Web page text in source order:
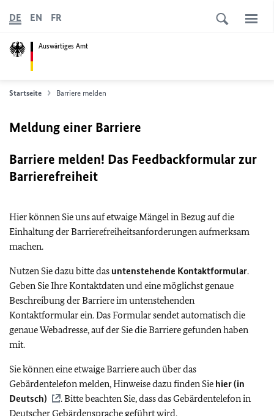
Auswärtiges Amt
DE EN FR
Startseite Barriere melden
Meldung einer Barriere
Barriere melden! Das Feedbackformular zur
Barrierefreiheit
Hier können Sie uns auf etwaige Mängel in Bezug auf die
Einhaltung der Barrierefreiheitsanforderungen aufmerksam
machen.
Nutzen Sie dazu bitte das untenstehende Kontaktformular.
Geben Sie Ihre Kontaktdaten und eine möglichst genaue
Beschreibung der Barriere im untenstehenden
Kontaktformular ein. Das Formular sendet automatisch die
genaue Webadresse, auf der Sie die Barriere gefunden haben
mit.
Sie können eine etwaige Barriere auch über das
Gebärdentelefon melden, Hinweise dazu finden Sie hier (in
Deutsch)
. Bitte beachten Sie, dass das Gebärdentelefon in
Deutscher Gebärdensprache geführt wird.